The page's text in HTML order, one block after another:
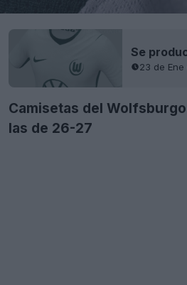
23 de
Camisetas del
las de 26-27